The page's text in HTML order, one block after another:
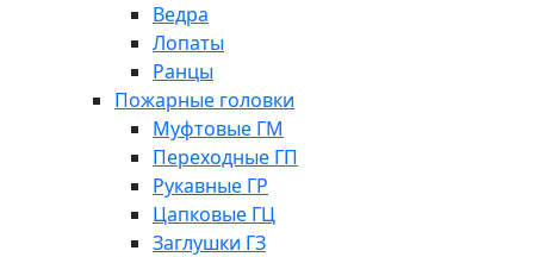
Ведра
Лопаты
Ранцы
Пожарные головки
Муфтовые ГМ
Переходные ГП
Рукавные ГР
Цапковые ГЦ
Заглушки ГЗ